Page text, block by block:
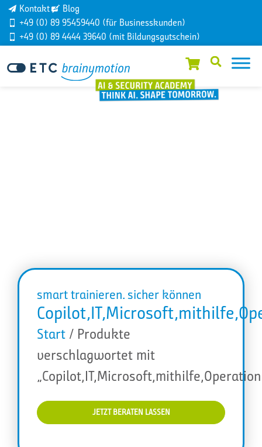
Kontakt
Blog
+49 (0) 89 95459440 (für Businesskunden)
+49 (0) 89 4444 39640 (mit Bildungsgutschein)
smart trainieren. sicher können
Start / Produkte
verschlagwortet mit
JETZT BERATEN LASSEN